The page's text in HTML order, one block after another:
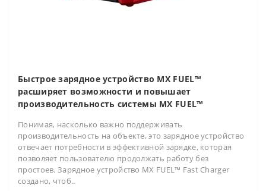
Быстрое зарядное устройство MX FUEL™
расширяет возможности и повышает
производительность системы MX FUEL™
Понимая, насколько важно поддерживать
производительность на объекте, это зарядное устройство
отвечает потребности в эффективной зарядке, которая
позволяет пользователю продолжать работу без
простоев. Зарядное устройство MX FUEL™ Fast Charger
создано, чтоб..